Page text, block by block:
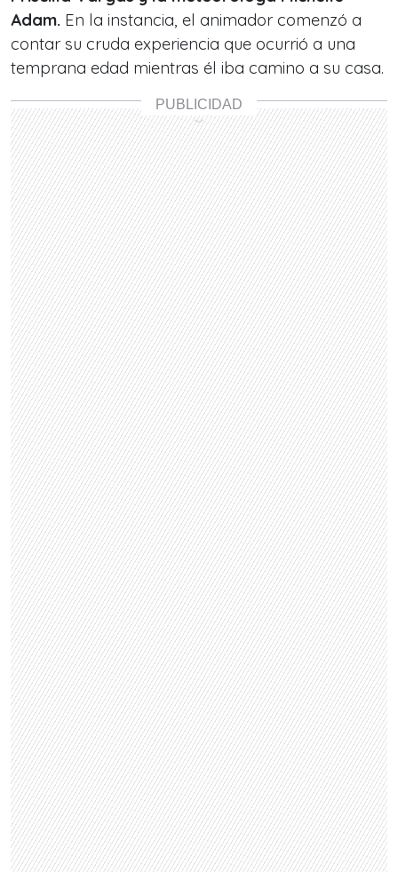
Adam. En la instancia, el animador comenzó a
contar su cruda experiencia que ocurrió a una
temprana edad mientras él iba camino a su casa.